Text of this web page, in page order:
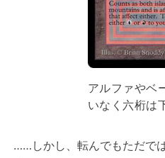
アルファやベ
いなく六桁は
……しかし、転んでもただで